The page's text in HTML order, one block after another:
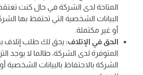
المتاحة لدى الشركة في حال كنت
البيانات الشخصية التي تحتفظ بها
أو غير مكتملة.
الحق في الإتلاف: يحق لك طلب إتلاف
المتوفرة لدى الشركة، طالما لا يوجد
الشركة بالاحتفاظ بالبيانات الشخصية أو